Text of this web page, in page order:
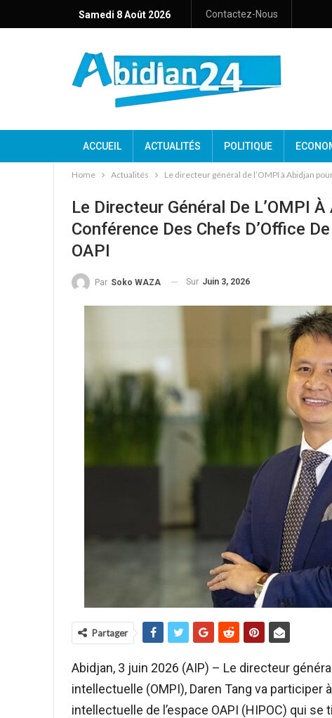
Samedi 8 Août 2026 Contactez-Nous
ACCUEIL ACTUALITÉS POLITIQUE
Home Actualités Le directeur général de l’OMPI à Abidjan
Le Directeur Général De L’OMPI
Conférence Des Chefs D’Office
OAPI
Par Soko WAZA Sur Juin 3, 2026
Partager
Abidjan, 3 juin 2026 (AIP) – Le directeur
intellectuelle (OMPI), Daren Tang va
intellectuelle de l’espace OAPI (HIPOC) qui